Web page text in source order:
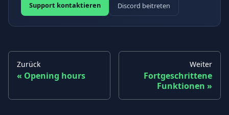
Support kontaktieren
Discord beitreten
Zurück
Opening hours
Weiter
Fortgeschrittene
Funktionen